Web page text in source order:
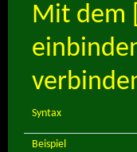
Mit dem
Syntax
Beispiel